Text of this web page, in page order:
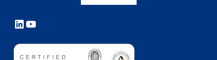
LinkedIn
YouTube